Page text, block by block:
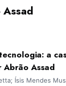
a
Assad
Ísis Mendes